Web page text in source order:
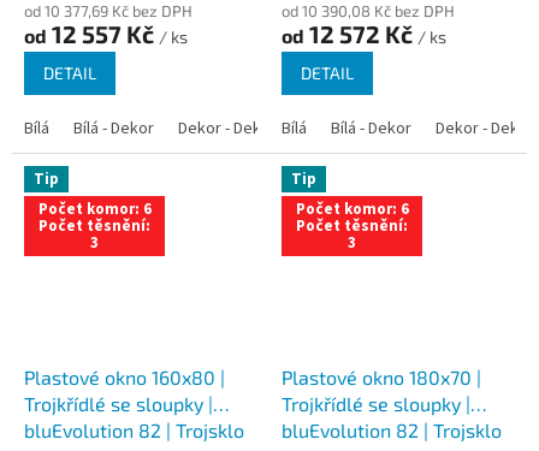
od 10 377,69 Kč bez DPH
od 12 557 Kč / ks
DETAIL
Bílá Bílá - Dekor Dekor - Dekor Bílá - Antracit Bílá - Zlatý dub
od 10 390,08 Kč bez DPH
od 12 572 Kč / ks
DETAIL
Bílá Bílá - Dekor Dekor - Dekor
Tip
Počet komor: 6
Počet těsnění:
3
Plastové okno 160x80 |
Trojkřídlé se sloupky |
bluEvolution 82 | Trojsklo
Tip
Počet komor: 6
Počet těsnění:
3
Plastové okno 180x70 |
Trojkřídlé se sloupky |
bluEvolution 82 | Trojsklo